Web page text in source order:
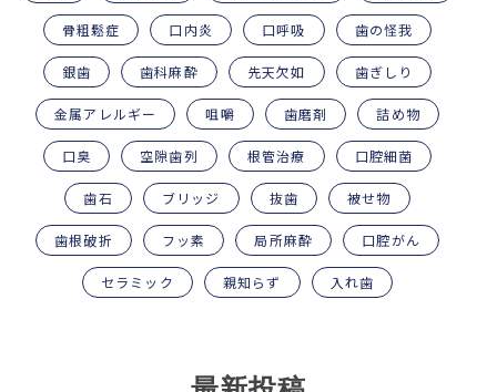
骨粗鬆症 口内炎 口呼吸 歯の怪我
銀歯 歯科麻酔 先天欠如 歯ぎしり
金属アレルギー 咀嚼 歯磨剤 詰め物
口臭 空隙歯列 根管治療 口腔細菌
歯石 ブリッジ 抜歯 被せ物
歯根破折 フッ素 局所麻酔 口腔がん
セラミック 親知らず 入れ歯